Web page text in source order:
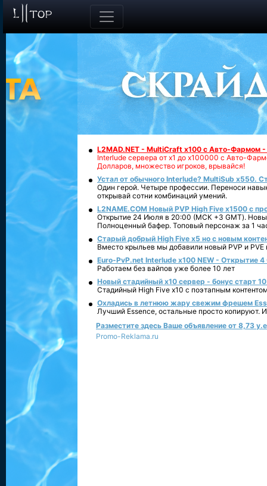
L2MAD.NET - MultiCraft x100 с Авто-Фармом
Interlude сервера от х1 до х100000 с Авто-
Долларов, множество игроков, врывайся!
Устал от обычного Interlude? MultiSub x550.
Один герой. Четыре профессии. Переноси
открывай сотни комбинаций умений.
L2NAME.COM Новый PVP High Five x1500 с
Открытие 24 Июля в 20:00 (МСК +3 GMT).
Полноценный бафер. Топовый персонаж за 1
Старый добрый High Five x5 но с новым
Вместо крыльев мы добавили новый PVP и PVE
Euro-PvP.net Interlude х100 NEW - Открытие 4
Работаем без вайпов уже более 10 лет
Новый стадийный х10 сервер - бонус старт
Стадийный High Five x10 с поэтапным
Охладись в летнюю жару свежим фрешем
Лучший Essence, остальные просто копируют.
Разместите здесь Ваше объявление от 8,73
Promo-Reklama.ru